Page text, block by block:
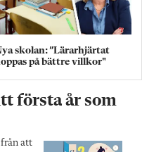
skolan: ”Lärarhjärtat
på bättre villkor"
första år som
att